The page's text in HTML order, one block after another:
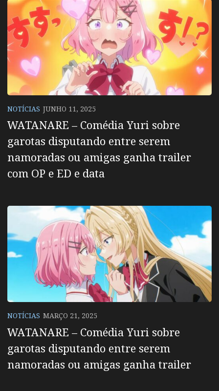
NOTÍCIAS JUNHO 11, 2025
WATANARE – Comédia Yuri sobre
garotas disputando entre serem
namoradas ou amigas ganha trailer
com OP e ED e data
NOTÍCIAS MARÇO 21, 2025
WATANARE – Comédia Yuri sobre
garotas disputando entre serem
namoradas ou amigas ganha trailer